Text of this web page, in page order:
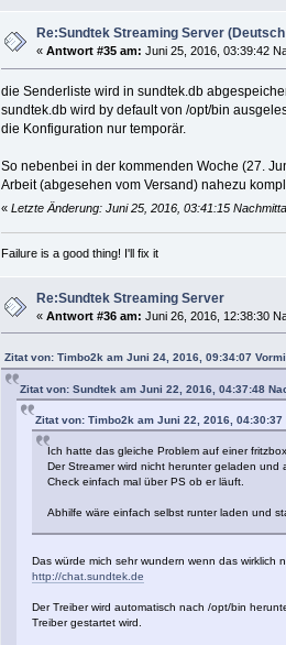
Re:Sundtek Streaming Server
«Antwort #35 am: Juni 25, 2016, 03:39:42
die Senderliste wird in sundtek.db
sundtek.db wird by default von /opt/bin
die Konfiguration nur temporär.
So nebenbei in der kommenden Woche (27.
Arbeit (abgesehen vom Versand) nahezu
« Letzte Änderung: Juni 25, 2016, 03:41:15
Failure is a good thing! I'll fix it
Re:Sundtek Streaming Server
«Antwort #36 am: Juni 26, 2016, 12:38:30
Zitat von: Timbo2k am Juni 24, 2016, 09:34:07
Zitat von: Sundtek am Juni 22, 2016, 04:37:48
Zitat von: Timbo2k am Juni 22, 2016, 04:30:37
Ich hatte das gleiche Problem auf einer fritzbox.
Der Streamer wird nicht herunter geladen und
Check einfach mal über PS ob er läuft.
Abhilfe wäre einfach selbst runter laden und
Das würde mich sehr wundern wenn das wirklich
http://chat.sundtek.de
Der Treiber wird automatisch nach /opt/bin
Treiber gestartet wird.